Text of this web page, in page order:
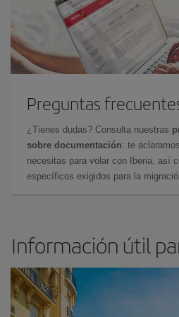
Preguntas
¿Tienes dudas? Consulta nuestras
sobre documentación: te
necesitas para volar con Iberia, así
específicos exigidos para la
Información útil